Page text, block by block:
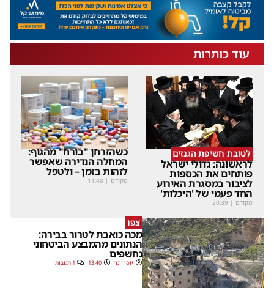
עוד כותרות
לטובת חשיפת הגנזים
לראשונה: גדולי ישראל
פותחים את הכספות
לציבור במסגרת האירוע
החד פעמי של 'היכלות'
מקודם |
20:39
כשהזרחן "בורח" מהגוף:
המחלה הנדירה שאפשר
לזהות בזמן – ולטפל
מקודם |
11:48
צפו
מכה כואבת לטרור בבירה:
הנתונים מהמבצע הביטחוני
נחשפים
יוסי וינר 13:40 1 תגובות